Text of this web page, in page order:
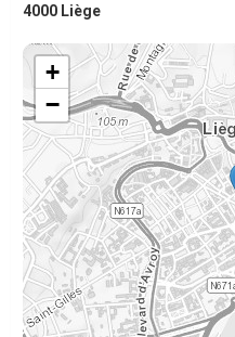
4000 Liège
+
−